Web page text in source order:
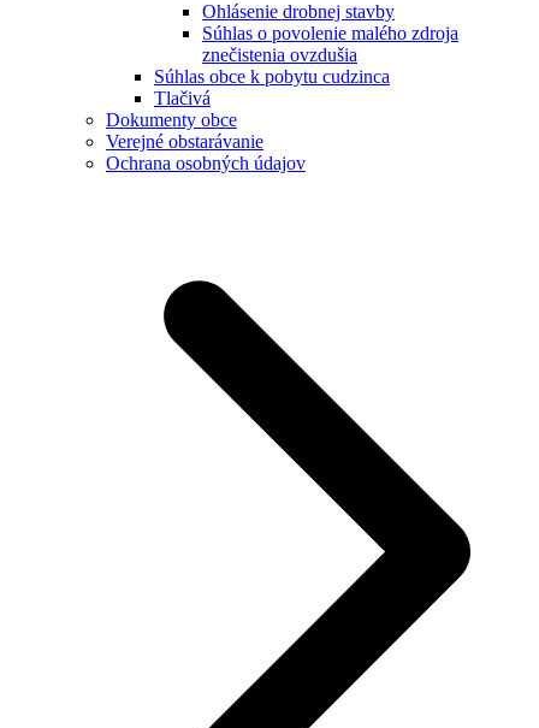
Ohlásenie drobnej stavby
Súhlas o povolenie malého zdroja
znečistenia ovzdušia
Súhlas obce k pobytu cudzinca
Tlačivá
Dokumenty obce
Verejné obstarávanie
Ochrana osobných údajov